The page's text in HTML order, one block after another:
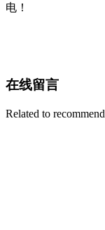
电！
在线留言
Related to recommend